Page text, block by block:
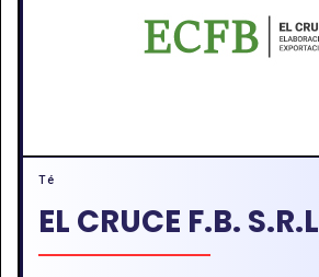
Té
EL CRUCE F.B. S.R.L